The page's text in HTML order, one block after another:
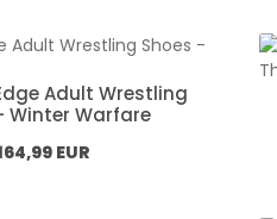
Adult Wrestling
Winter Warfare
ár:
EUR